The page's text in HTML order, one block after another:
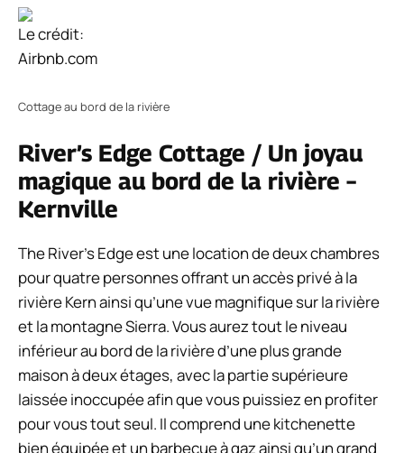
Le crédit:
Airbnb.com
Cottage au bord de la rivière
River’s Edge Cottage / Un joyau
magique au bord de la rivière –
Kernville
The River’s Edge est une location de deux chambres
pour quatre personnes offrant un accès privé à la
rivière Kern ainsi qu’une vue magnifique sur la rivière
et la montagne Sierra. Vous aurez tout le niveau
inférieur au bord de la rivière d’une plus grande
maison à deux étages, avec la partie supérieure
laissée inoccupée afin que vous puissiez en profiter
pour vous tout seul. Il comprend une kitchenette
bien équipée et un barbecue à gaz ainsi qu’un grand